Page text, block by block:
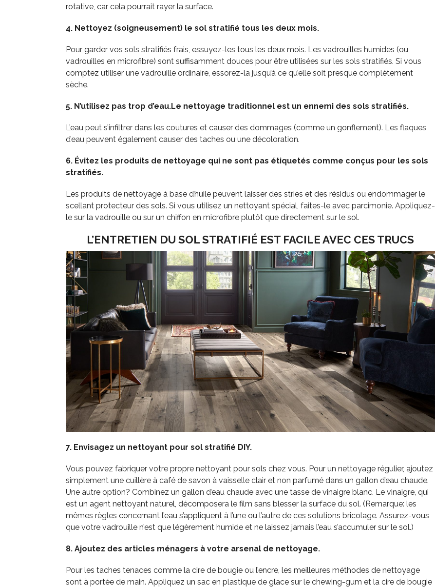
rotative, car cela pourrait rayer la surface.
4. Nettoyez (soigneusement) le sol stratifié tous les deux mois.
Pour garder vos sols stratifiés frais, essuyez-les tous les deux mois. Les vadrouilles humides (ou
vadrouilles en microfibre) sont suffisamment douces pour être utilisées sur les sols stratifiés. Si vous
comptez utiliser une vadrouille ordinaire, essorez-la jusqu’à ce qu’elle soit presque complètement
sèche.
5. N’utilisez pas trop d’eau.Le nettoyage traditionnel est un ennemi des sols stratifiés.
L’eau peut s’infiltrer dans les coutures et causer des dommages (comme un gonflement). Les flaques
d’eau peuvent également causer des taches ou une décoloration.
6. Évitez les produits de nettoyage qui ne sont pas étiquetés comme conçus pour les sols
stratifiés.
Les produits de nettoyage à base d’huile peuvent laisser des stries et des résidus ou endommager le
scellant protecteur des sols. Si vous utilisez un nettoyant spécial, faites-le avec parcimonie. Appliquez-
le sur la vadrouille ou sur un chiffon en microfibre plutôt que directement sur le sol.
L’ENTRETIEN DU SOL STRATIFIÉ EST FACILE AVEC CES TRUCS
7. Envisagez un nettoyant pour sol stratifié DIY.
Vous pouvez fabriquer votre propre nettoyant pour sols chez vous. Pour un nettoyage régulier, ajoutez
simplement une cuillère à café de savon à vaisselle clair et non parfumé dans un gallon d’eau chaude.
Une autre option? Combinez un gallon d’eau chaude avec une tasse de vinaigre blanc. Le vinaigre, qui
est un agent nettoyant naturel, décomposera le film sans blesser la surface du sol. (Remarque: les
mêmes règles concernant l’eau s’appliquent à l’une ou l’autre de ces solutions bricolage. Assurez-vous
que votre vadrouille n’est que légèrement humide et ne laissez jamais l’eau s’accumuler sur le sol.)
8. Ajoutez des articles ménagers à votre arsenal de nettoyage.
Pour les taches tenaces comme la cire de bougie ou l’encre, les meilleures méthodes de nettoyage
sont à portée de main. Appliquez un sac en plastique de glace sur le chewing-gum et la cire de bougie